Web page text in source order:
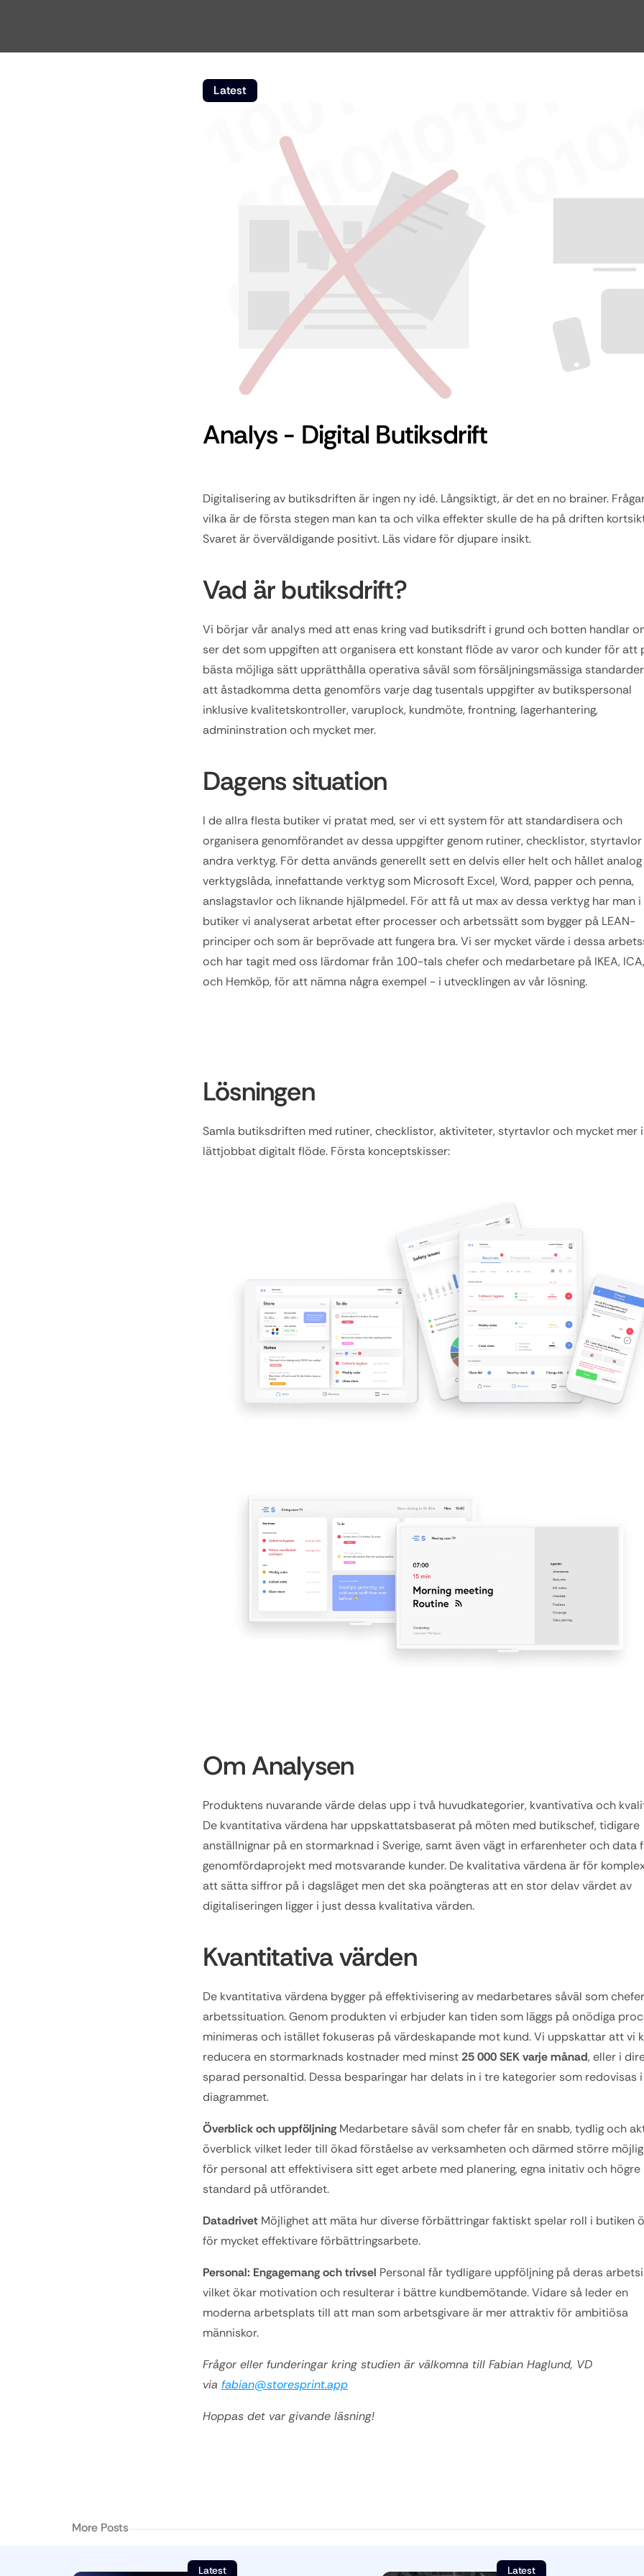
Latest
Analys - Digital Butiksdrift
Digitalisering av butiksdriften är ingen ny idé. Långsiktigt, är det en no brainer.
vilka är de första stegen man kan ta och vilka effekter skulle de ha på driften
Svaret är överväldigande positivt. Läs vidare för djupare insikt.
Vad är butiksdrift?
Vi börjar vår analys med att enas kring vad butiksdrift i grund och botten handlar
ser det som uppgiften att organisera ett konstant flöde av varor och kunder för att
bästa möjliga sätt upprätthålla operativa såväl som försäljningsmässiga
att åstadkomma detta genomförs varje dag tusentals uppgifter av butikspersonal
inklusive kvalitetskontroller, varuplock, kundmöte, frontning, lagerhantering,
admininstration och mycket mer.
Dagens situation
I de allra flesta butiker vi pratat med, ser vi ett system för att standardisera och
organisera genomförandet av dessa uppgifter genom rutiner, checklistor,
andra verktyg. För detta används generellt sett en delvis eller helt och hållet analog
verktygslåda, innefattande verktyg som Microsoft Excel, Word, papper och penna,
anslagstavlor och liknande hjälpmedel. För att få ut max av dessa verktyg har man i
butiker vi analyserat arbetat efter processer och arbetssätt som bygger på LEAN-
principer och som är beprövade att fungera bra. Vi ser mycket värde i dessa
och har tagit med oss lärdomar från 100-tals chefer och medarbetare på IKEA,
och Hemköp, för att nämna några exempel - i utvecklingen av vår lösning.
Lösningen
Samla butiksdriften med rutiner, checklistor, aktiviteter, styrtavlor och mycket mer
lättjobbat digitalt flöde. Första konceptskisser:
Om Analysen
Produktens nuvarande värde delas upp i två huvudkategorier, kvantivativa och
De kvantitativa värdena har uppskattatsbaserat på möten med butikschef, tidigare
anställnignar på en stormarknad i Sverige, samt även vägt in erfarenheter och data
genomfördaprojekt med motsvarande kunder. De kvalitativa värdena är för
att sätta siffror på i dagsläget men det ska poängteras att en stor delav värdet av
digitaliseringen ligger i just dessa kvalitativa värden.
Kvantitativa värden
De kvantitativa värdena bygger på effektivisering av medarbetares såväl som
arbetssituation. Genom produkten vi erbjuder kan tiden som läggs på onödiga
minimeras och istället fokuseras på värdeskapande mot kund. Vi uppskattar att vi
reducera en stormarknads kostnader med minst 25 000 SEK varje månad, eller i
sparad personaltid. Dessa besparingar har delats in i tre kategorier som redovisas i
diagrammet.
Överblick och uppföljning Medarbetare såväl som chefer får en snabb, tydlig och
överblick vilket leder till ökad förståelse av verksamheten och därmed större
för personal att effektivisera sitt eget arbete med planering, egna initativ och högre
standard på utförandet.
Datadrivet Möjlighet att mäta hur diverse förbättringar faktiskt spelar roll i butiken
för mycket effektivare förbättringsarbete.
Personal: Engagemang och trivsel Personal får tydligare uppföljning på deras
vilket ökar motivation och resulterar i bättre kundbemötande. Vidare så leder en
moderna arbetsplats till att man som arbetsgivare är mer attraktiv för ambitiösa
människor.
Frågor eller funderingar kring studien är välkomna till Fabian Haglund, VD
via fabian@storesprint.app
Hoppas det var givande läsning!
More Posts
Latest Latest